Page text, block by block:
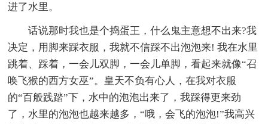
进了水里。
话说那时我也是个捣蛋王，什么鬼主意想不出来?我
决定，用脚来踩衣服，我就不信踩不出泡泡来! 我在水里
跳着、踩着，一会儿双脚，一会儿单脚，看起来就像“召
唤飞猴的西方女巫”。皇天不负有心人，在我对衣服
的“百般践踏”下，水中的泡泡出来了，我踩得更来劲
了，水里的泡泡也越来越多，“哦，会飞的泡泡!”我高兴